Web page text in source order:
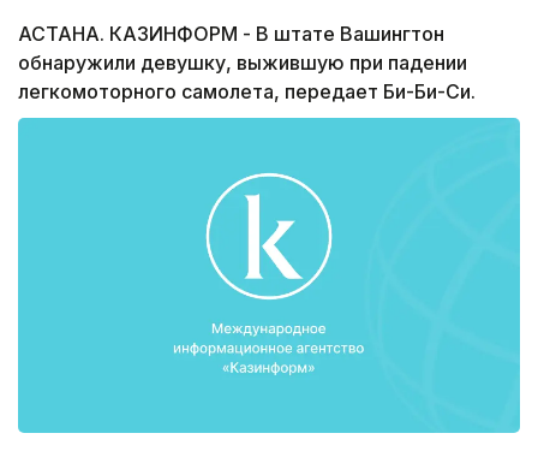
АСТАНА. КАЗИНФОРМ - В штате Вашингтон
обнаружили девушку, выжившую при падении
легкомоторного самолета, передает Би-Би-Си.